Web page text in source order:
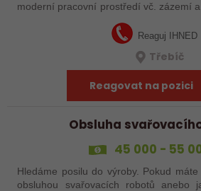
moderní pracovní prostředí vč. zázemí a
Bíteši. Nástup dle domluvy. Lokalita
Reaguj IHNED
Třebíč
Reagovat na pozici
Obsluha
45 000 - 55
Hledáme posilu do výroby. Pokud
obsluhou svařovacích robotů anebo